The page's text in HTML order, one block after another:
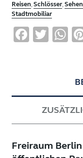
Reisen,Schlösser,
Stadtmobiliar
Freiraum